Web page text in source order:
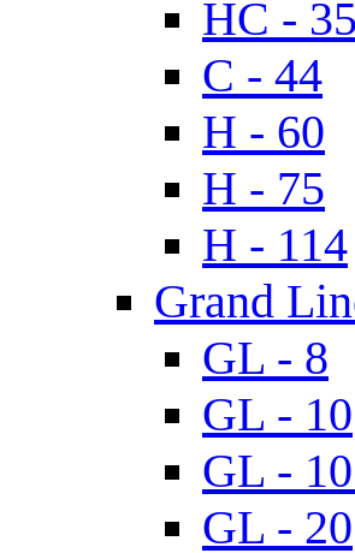
HC - 35
C - 44
H - 60
H - 75
H - 114
Grand
GL - 8
GL - 10
GL -
GL - 20